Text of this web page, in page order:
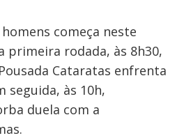
começa neste
primeira rodada, às 8h30,
Cataratas enfrenta
seguida, às 10h,
duela com a